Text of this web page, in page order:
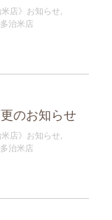
米店》お知らせ,
多治米店
のお知らせ
米店》お知らせ,
多治米店